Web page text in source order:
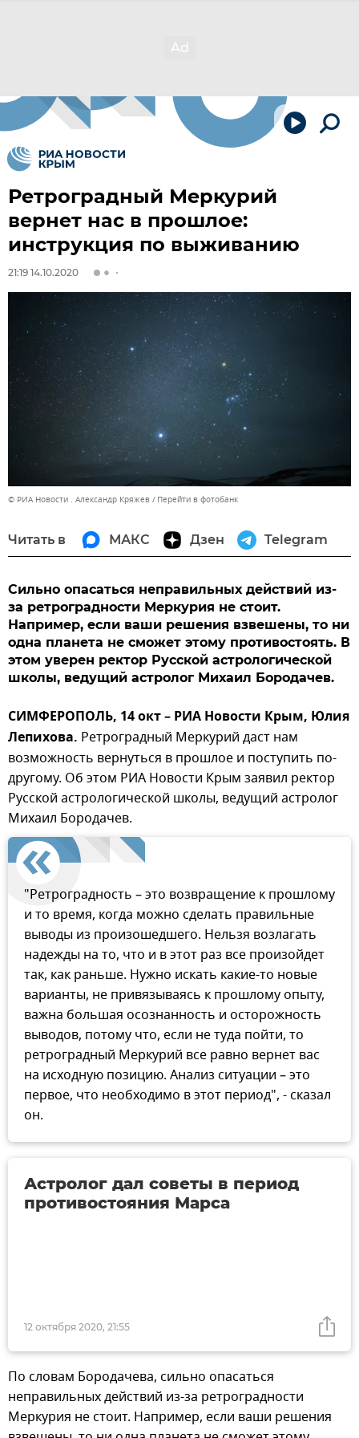
Ретроградный Меркурий
вернет нас в прошлое:
инструкция по выживанию
21:19 14.10.2020
© РИА Новости . Александр Кряжев Перейти в фотобанк
Читать в МАКС Дзен Telegram
Сильно опасаться неправильных действий из-
за ретроградности Меркурия не стоит.
Например, если ваши решения взвешены, то ни
одна планета не сможет этому противостоять. В
этом уверен ректор Русской астрологической
школы, ведущий астролог Михаил Бородачев.
СИМФЕРОПОЛЬ, 14 окт – РИА Новости Крым, Юлия
Лепихова. Ретроградный Меркурий даст нам
возможность вернуться в прошлое и поступить по-
другому. Об этом РИА Новости Крым заявил ректор
Русской астрологической школы, ведущий астролог
Михаил Бородачев.
"Ретроградность – это возвращение к прошлому
и то время, когда можно сделать правильные
выводы из произошедшего. Нельзя возлагать
надежды на то, что и в этот раз все произойдет
так, как раньше. Нужно искать какие-то новые
варианты, не привязываясь к прошлому опыту,
важна большая осознанность и осторожность
выводов, потому что, если не туда пойти, то
ретроградный Меркурий все равно вернет вас
на исходную позицию. Анализ ситуации – это
первое, что необходимо в этот период", - сказал
он.
12 октября 2020, 21:55
Астролог дал советы в период
противостояния Марса
По словам Бородачева, сильно опасаться
неправильных действий из-за ретроградности
Меркурия не стоит. Например, если ваши решения